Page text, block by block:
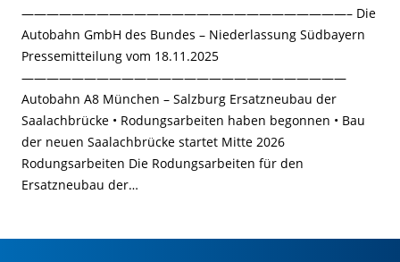
——————————————————————————– Die
Autobahn GmbH des Bundes – Niederlassung Südbayern
Pressemitteilung vom 18.11.2025
——————————————————————————
Autobahn A8 München – Salzburg Ersatzneubau der
Saalachbrücke • Rodungsarbeiten haben begonnen • Bau
der neuen Saalachbrücke startet Mitte 2026
Rodungsarbeiten Die Rodungsarbeiten für den
Ersatzneubau der…